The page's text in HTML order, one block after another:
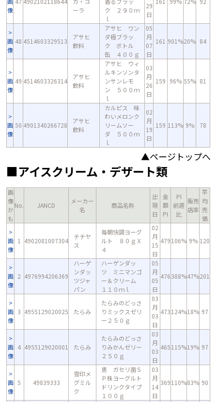
像
ーラ
ク ２９０ｍ
ｌ
29
日
画
像
48 4514603329513
アサヒ
飲料
アサヒ ワン
ダ極ブラッ
ク ボトル
缶 ４００ｇ
05
月
07
日
161 901%20% 84
画
像
49 4514603326314
アサヒ
飲料
アサヒ ウィ
ルキンソンタ
ンサンレモ
ン ５００ｍ
ｌ
03
月
26
日
159 96% 55% 81
画
像
50 4901340266728
アサヒ
飲料
カルピス 味
わいメロンク
リームソー
ダ ５００ｍ
ｌ
02
月
19
日
159 113% 9% 78
▲ページトップへ
■アイスクリーム・デザート類
画
像
か
も
No. JANCD
メーカー
名
商品名称
出
現
日
金
額
PI
PI
前週
比
販売
店率
平
均
売
価
画
像
1 4902081007304
チチヤ
ス
毎朝快調ヨーグ
ルト ８０ｇＸ
４
02
月
15
日
479106% 9% 120
画
像
2 4976994206369
ハーゲ
ンダッ
ツジャ
パン
ハーゲンダッ
ツ ミニマンゴ
ー＆クリーム
１１０ｍｌ
05
月
05
日
476388%47%201
画
像
3 4955129020025 たらみ
たらみのどっさ
りミックスゼリ
ー２５０ｇ
03
月
03
日
473124%18% 97
画
像
4 4955129020001 たらみ
たらみのどっさ
りみかんゼリー
２５０ｇ
03
月
03
日
465115%19% 97
画
像
5 49839333
雪印メ
グミル
ク
恵 ガセリ菌Ｓ
Ｐ株ヨーグルト
ドリンクタイプ
１００ｇ
03
月
14
日
369110%83% 90